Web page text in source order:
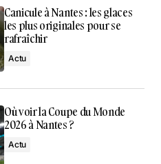
Canicule à Nantes : les glaces
les plus originales pour se
rafraîchir
Actu
Où voir la Coupe du Monde
2026 à Nantes ?
Actu